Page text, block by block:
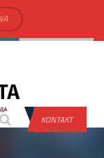
KONTAKT